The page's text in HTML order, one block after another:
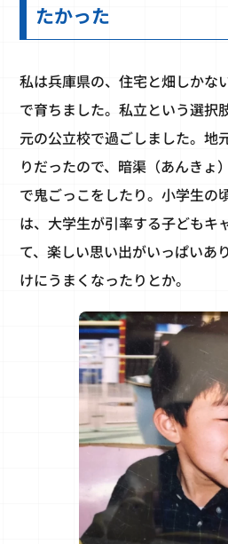
たかった
私は兵庫県の、住宅と畑しかな
で育ちました。私立という選択
元の公立校で過ごしました。地
りだったので、暗渠（あんきょ
で鬼ごっこをしたり。小学生の
は、大学生が引率する子どもキ
て、楽しい思い出がいっぱいあ
けにうまくなったりとか。